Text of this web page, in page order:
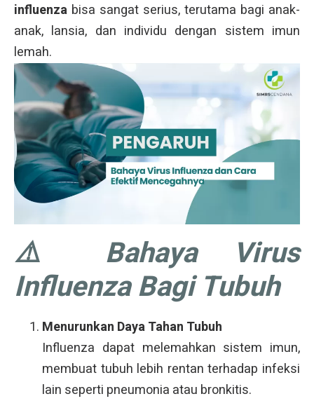
influenza bisa sangat serius, terutama bagi anak-
anak, lansia, dan individu dengan sistem imun
lemah.
⚠️ Bahaya Virus
Influenza Bagi Tubuh
Menurunkan Daya Tahan Tubuh
Influenza dapat melemahkan sistem imun,
membuat tubuh lebih rentan terhadap infeksi
lain seperti pneumonia atau bronkitis.